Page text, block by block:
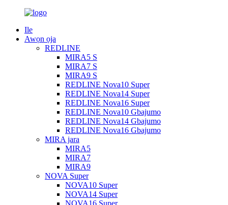
Ile
Awọn ọja
REDLINE
MIRA5 S
MIRA7 S
MIRA9 S
REDLINE Nova10 Super
REDLINE Nova14 Super
REDLINE Nova16 Super
REDLINE Nova10 Gbajumo
REDLINE Nova14 Gbajumo
REDLINE Nova16 Gbajumo
MIRA jara
MIRA5
MIRA7
MIRA9
NOVA Super
NOVA10 Super
NOVA14 Super
NOVA16 Super